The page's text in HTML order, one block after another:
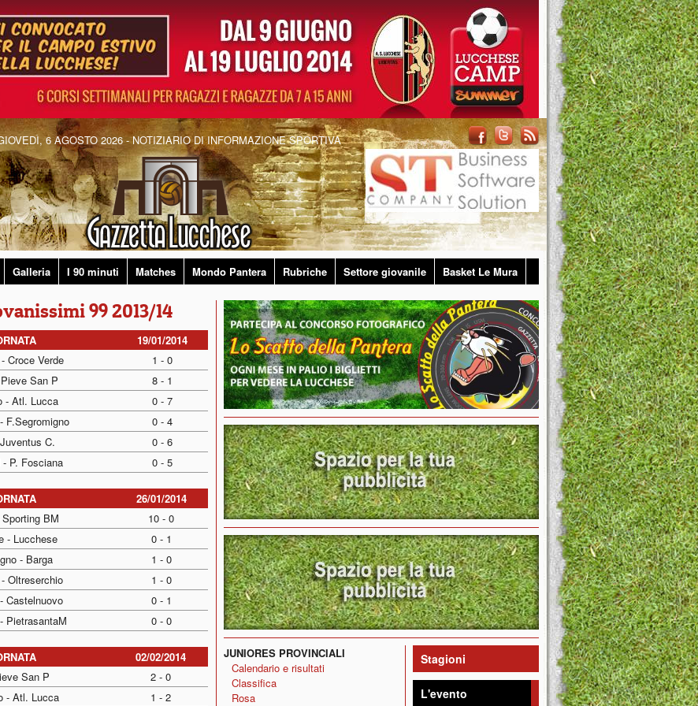
6 AGOSTO 2026 - NOTIZIARIO DI INFORMAZIONE SPORTIVA
Galleria I 90 minuti Matches Mondo Pantera Rubriche Settore giovanile Basket Le Mura
99 2013/14
19/01/2014
Croce Verde
1 - 0
San P
8 - 1
- Atl. Lucca
0 - 7
F.Segromigno
0 - 4
C.
0 - 6
P. Fosciana 0 - 5
26/01/2014
BM
10 - 0
- Lucchese
0 - 1
- Barga
1 - 0
Oltreserchio
1 - 0
Castelnuovo
0 - 1
PietrasantaM 0 - 0
02/02/2014
San P
2 - 0
- Atl. Lucca
1 - 2
JUNIORES PROVINCIALI
Calendario e risultati
Classifica
Rosa
Stagioni
L'evento